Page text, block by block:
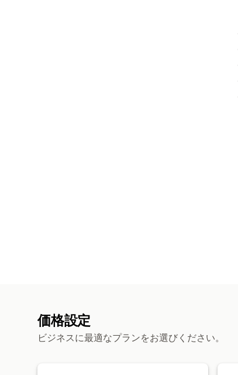
価格設定
ビジネスに最適なプランをお選びください。